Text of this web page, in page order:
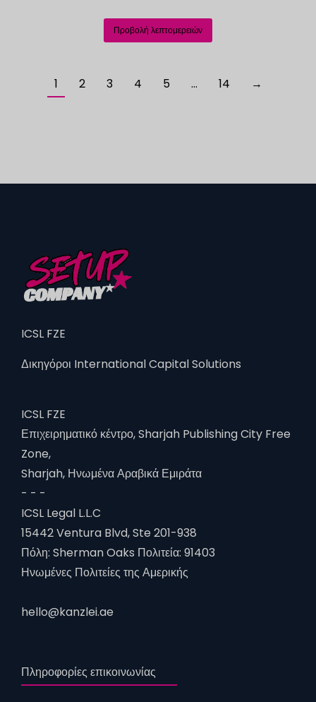
Προβολή λεπτομερειών
1 2 3 4 5 … 14 →
ICSL FZE
Δικηγόροι International Capital Solutions
ICSL FZE
Επιχειρηματικό κέντρο, Sharjah Publishing City Free
Zone,
Sharjah, Ηνωμένα Αραβικά Εμιράτα
- - -
ICSL Legal L.L.C
15442 Ventura Blvd, Ste 201-938
Πόλη: Sherman Oaks Πολιτεία: 91403
Ηνωμένες Πολιτείες της Αμερικής
hello@kanzlei.ae
Πληροφορίες επικοινωνίας